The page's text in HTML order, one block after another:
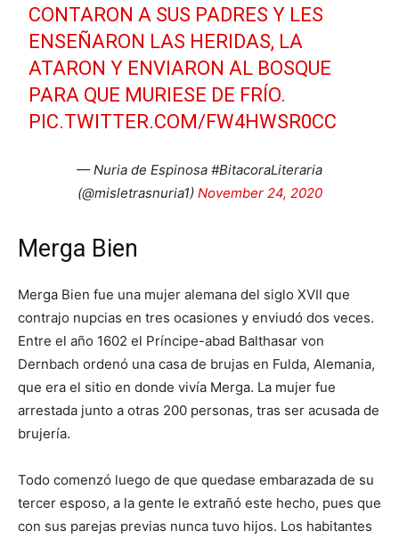
CONTARON A SUS PADRES Y LES
ENSEÑARON LAS HERIDAS, LA
ATARON Y ENVIARON AL BOSQUE
PARA QUE MURIESE DE FRÍO.
PIC.TWITTER.COM/FW4HWSR0CC
— Nuria de Espinosa #BitacoraLiteraria
(@misletrasnuria1) November 24, 2020
Merga Bien
Merga Bien fue una mujer alemana del siglo XVII que
contrajo nupcias en tres ocasiones y enviudó dos veces.
Entre el año 1602 el Príncipe-abad Balthasar von
Dernbach ordenó una casa de brujas en Fulda, Alemania,
que era el sitio en donde vivía Merga. La mujer fue
arrestada junto a otras 200 personas, tras ser acusada de
brujería.
Todo comenzó luego de que quedase embarazada de su
tercer esposo, a la gente le extrañó este hecho, pues que
con sus parejas previas nunca tuvo hijos. Los habitantes